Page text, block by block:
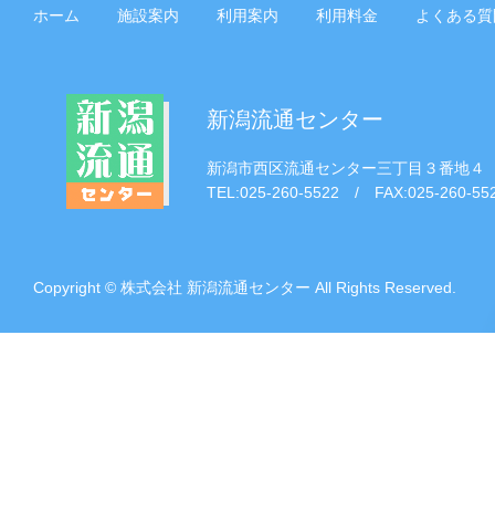
ホーム 施設案内 利用案内 利用料金 よくある
新潟流通センター
新潟市西区流通センター三丁目３番地４
TEL:025-260-5522 / FAX:025-260-
Copyright © 株式会社 新潟流通センター All Rights Reserved.